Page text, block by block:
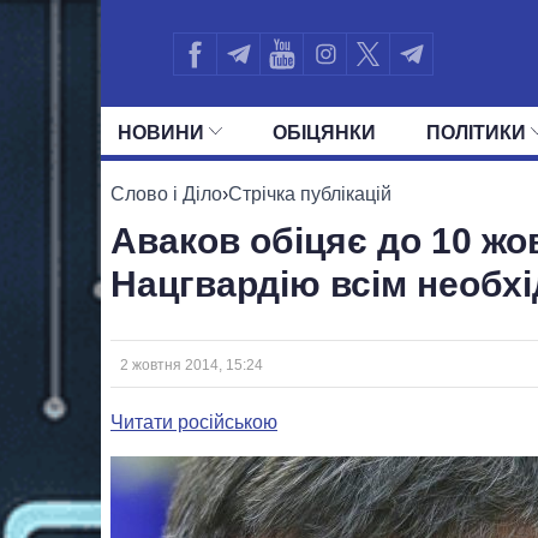
НОВИНИ ОБIЦЯНКИ ПОЛIТИКИ
УСІ ПОЛІТИКИ
Слово і Діло›Стрічка публікацій
Аваков обіцяє до 10
Нацгвардію всім
2 жовтня 2014, 15:24
Читати російською